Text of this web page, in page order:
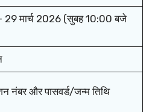
– 29 मार्च 2026 (सुबह 10:00 बजे
नंबर और पासवर्ड/जन्म तिथि